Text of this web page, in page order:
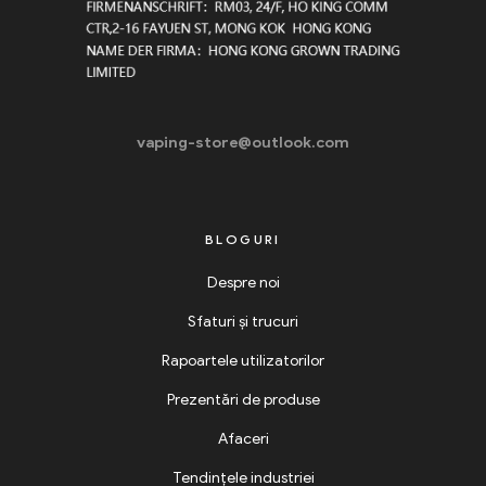
vaping-store@outlook.com
BLOGURI
Despre noi
Sfaturi și trucuri
Rapoartele utilizatorilor
Prezentări de produse
Afaceri
Tendințele industriei